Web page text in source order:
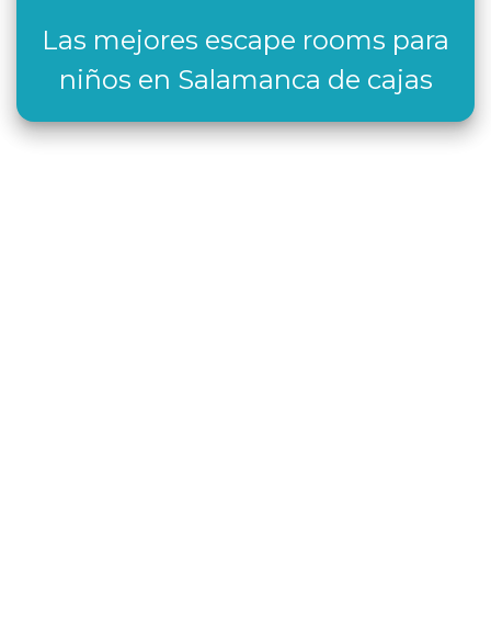
Las mejores escape rooms para
niños en Salamanca de cajas